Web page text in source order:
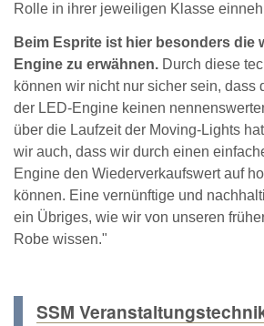
Rolle in ihrer jeweiligen Klasse
Beim Esprite ist hier besonders die
Engine zu erwähnen. Durch diese
können wir nicht nur sicher sein, dass
der LED-Engine keinen
über die Laufzeit der Moving-Lights
wir auch, dass wir durch einen
Engine den Wiederverkaufswert auf
können. Eine vernünftige und
ein Übriges, wie wir von unseren
Robe wissen."
SSM